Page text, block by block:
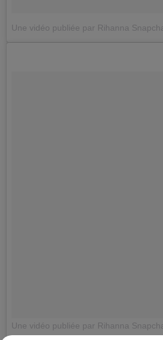
Une vidéo publiée par Rihanna
Une vidéo publiée par Rihanna